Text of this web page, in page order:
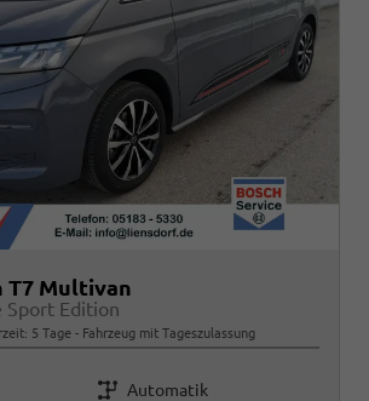
T7 Multivan
Sport Edition
5 Tage Fahrzeug mit Tageszulassung
Getriebe Automatik